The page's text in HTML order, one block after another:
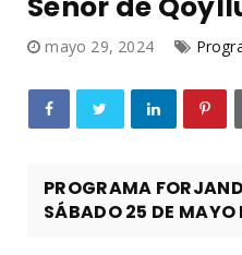
mayo 29, 2024
PROGRAMA
SÁBADO 25 DE MAYO